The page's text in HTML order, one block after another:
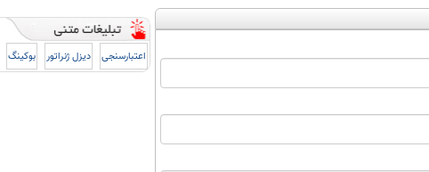
اعتبارسنجی دیزل ژنراتور بوکینگ